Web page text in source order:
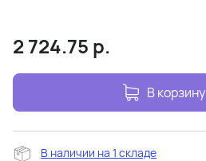
2 724.75 р.
В корзину
В наличии на 1 складе